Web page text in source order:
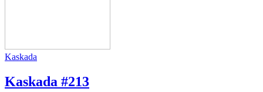
Kaskada
Kaskada #213